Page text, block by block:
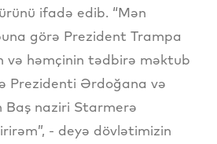
ifadə edib. “Mən
görə Prezident Trampa
və həmçinin tədbirə məktub
Prezidenti Ərdoğana və
Baş naziri Starmerə
- deyə dövlətimizin